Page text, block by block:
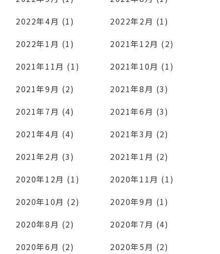
2022年4月 (1)
2022年2月 (1)
2022年1月 (1)
2021年12月 (2)
2021年11月 (1)
2021年10月 (1)
2021年9月 (2)
2021年8月 (3)
2021年7月 (4)
2021年6月 (3)
2021年4月 (4)
2021年3月 (2)
2021年2月 (3)
2021年1月 (2)
2020年12月 (1)
2020年11月 (1)
2020年10月 (2)
2020年9月 (1)
2020年8月 (2)
2020年7月 (4)
2020年6月 (2)
2020年5月 (2)